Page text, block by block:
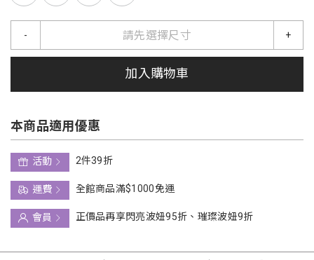
請先選擇尺寸
- +
加入購物車
本商品適用優惠
活動
2件39折
運費
全館商品滿$1000免運
會員
正價品再享閃亮波妞95折、璀璨波妞9折